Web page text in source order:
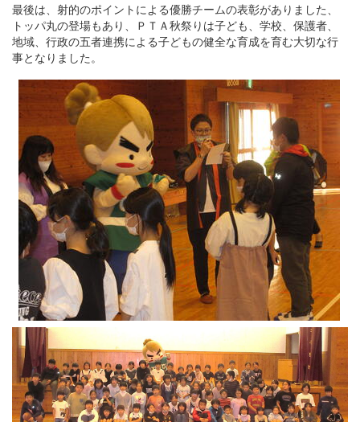
最後は、射的のポイントによる優勝チームの表彰がありました、
トッパ丸の登場もあり、ＰＴＡ秋祭りは子ども、学校、保護者、
地域、行政の五者連携による子どもの健全な育成を育む大切な行
事となりました。